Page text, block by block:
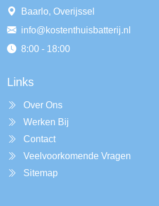
Baarlo, Overijssel
info@kostenthuisbatterij.nl
8:00 - 18:00
Links
Over Ons
Werken Bij
Contact
Veelvoorkomende Vragen
Sitemap